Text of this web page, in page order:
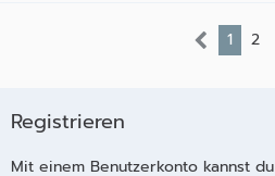
1 2
Registrieren
Mit einem Benutzerkonto kannst